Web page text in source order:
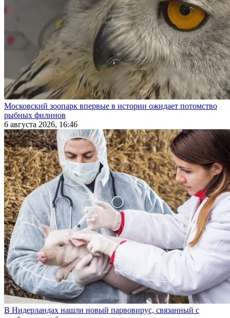
Московский зоопарк впервые в истории ожидает потомство
рыбных филинов
6 августа 2026, 16:46
В Нидерландах нашли новый парвовирус, связанный с